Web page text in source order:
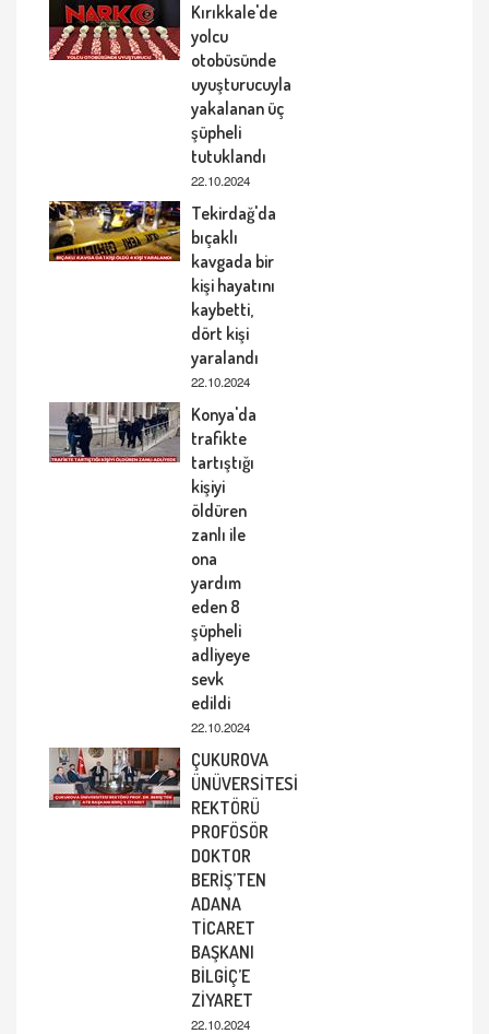
Kırıkkale'de
yolcu
otobüsünde
uyuşturucuyla
yakalanan üç
şüpheli
tutuklandı
22.10.2024
Tekirdağ'da
bıçaklı
kavgada bir
kişi hayatını
kaybetti,
dört kişi
yaralandı
22.10.2024
Konya'da
trafikte
tartıştığı
kişiyi
öldüren
zanlı ile
ona
yardım
eden 8
şüpheli
adliyeye
sevk
edildi
22.10.2024
ÇUKUROVA
ÜNÜVERSİTESİ
REKTÖRÜ
PROFÖSÖR
DOKTOR
BERİŞ’TEN
ADANA
TİCARET
BAŞKANI
BİLGİÇ’E
ZİYARET
22.10.2024